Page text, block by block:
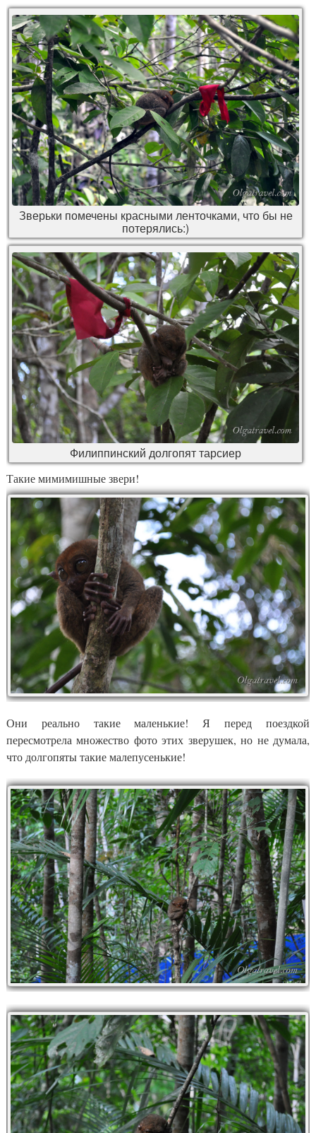
Зверьки помечены красными ленточками, что бы не
потерялись:)
Филиппинский долгопят тарсиер
Такие мимимишные звери!
Они реально такие маленькие! Я перед поездкой
пересмотрела множество фото этих зверушек, но не думала,
что долгопяты такие малепусенькие!